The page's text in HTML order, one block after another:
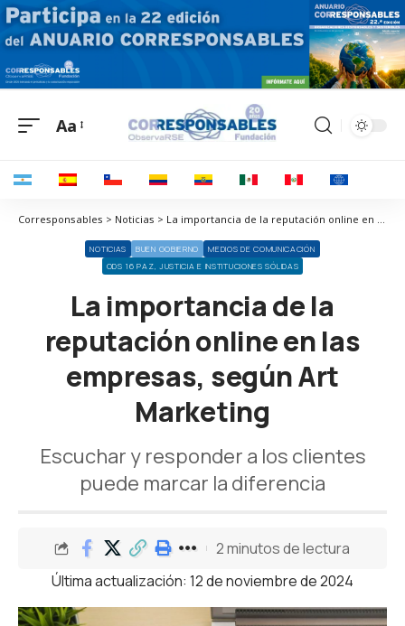
Aa
Corresponsables > Noticias > La importancia de la reputación online en las empresas, según Art Marketing
NOTICIAS BUEN GOBIERNO
MEDIOS DE COMUNICACIÓN
ODS 16 PAZ, JUSTICIA E INSTITUCIONES SÓLIDAS
La importancia de la
reputación online en las
empresas, según Art
Marketing
Escuchar y responder a los clientes
puede marcar la diferencia
Última actualización: 12 de noviembre de 2024
2 minutos de lectura